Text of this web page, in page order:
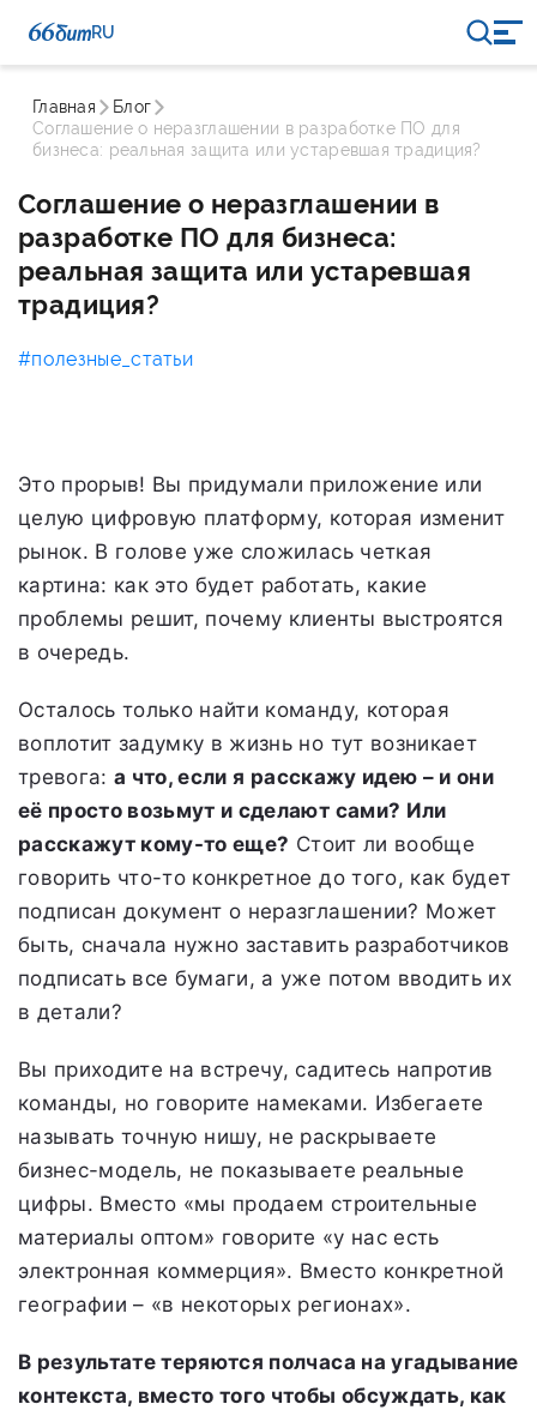
RU
Главная
Блог
Соглашение о неразглашении в разработке ПО для
бизнеса: реальная защита или устаревшая традиция?
Соглашение о неразглашении в
разработке ПО для бизнеса:
реальная защита или устаревшая
традиция?
#полезные_статьи
Это прорыв! Вы придумали приложение или
целую цифровую платформу, которая изменит
рынок. В голове уже сложилась четкая
картина: как это будет работать, какие
проблемы решит, почему клиенты выстроятся
в очередь.
Осталось только найти команду, которая
воплотит задумку в жизнь но тут возникает
тревога:а что, если я расскажу идею – и они
её просто возьмут и сделают сами? Или
расскажут кому-то еще? Стоит ли вообще
говорить что-то конкретное до того, как будет
подписан документ о неразглашении? Может
быть, сначала нужно заставить разработчиков
подписать все бумаги, а уже потом вводить их
в детали?
Вы приходите на встречу, садитесь напротив
команды, но говорите намеками. Избегаете
называть точную нишу, не раскрываете
бизнес-модель, не показываете реальные
цифры. Вместо «мы продаем строительные
материалы оптом» говорите «у нас есть
электронная коммерция». Вместо конкретной
географии – «в некоторых регионах».
В результате теряются полчаса на угадывание
контекста, вместо того чтобы обсуждать, как